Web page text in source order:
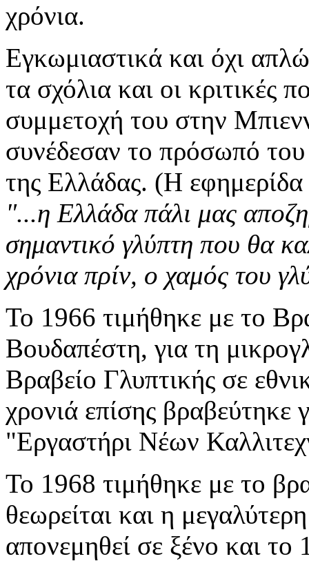
χρόνια.
Εγκωμιαστικά και όχι
τα σχόλια και οι κριτικές
συμμετοχή του στην
συνέδεσαν το πρόσωπό
της Ελλάδας. (Η
"...η Ελλάδα πάλι μας
σημαντικό γλύπτη που θα
χρόνια πρίν, ο χαμός του
Το 1966 τιμήθηκε με το
Βουδαπέστη, για τη
Βραβείο Γλυπτικής σε
χρονιά επίσης βραβεύτηκε
"Εργαστήρι Νέων
Το 1968 τιμήθηκε με το
θεωρείται και η
απονεμηθεί σε ξένο και